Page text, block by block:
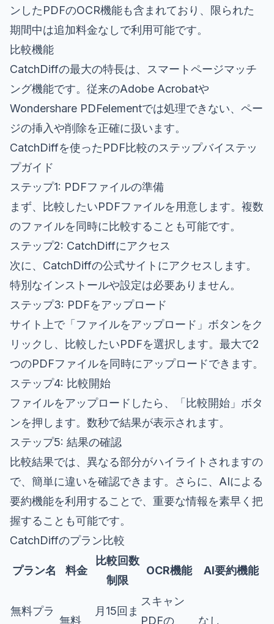
ンしたPDFのOCR機能も含まれており、限られた
期間中は追加料金なしで利用可能です。
比較機能
CatchDiffの最大の特長は、スマートページマッチ
ング機能です。従来のAdobe Acrobatや
Wondershare PDFelementでは処理できない、ペー
ジの挿入や削除を正確に扱います。
CatchDiffを使ったPDF比較のステップバイステッ
プガイド
ステップ1: PDFファイルの準備
まず、比較したいPDFファイルを用意します。複数
のファイルを同時に比較することも可能です。
ステップ2: CatchDiffにアクセス
次に、 CatchDiffの公式サイト にアクセスします。
特別なインストールや設定は必要ありません。
ステップ3: PDFをアップロード
サイト上で「ファイルをアップロード」ボタンをク
リックし、比較したいPDFを選択します。最大で2
つのPDFファイルを同時にアップロードできます。
ステップ4: 比較開始
ファイルをアップロードしたら、「比較開始」ボタ
ンを押します。数秒で結果が表示されます。
ステップ5: 結果の確認
比較結果では、異なる部分がハイライトされますの
で、簡単に違いを確認できます。さらに、AIによる
要約機能を利用することで、重要な情報を素早く把
握することも可能です。
CatchDiffのプラン比較
プラン名 料金
比較回数
制限
OCR機能 AI要約機能
無料プラ
無料
月15回ま
スキャン
PDFの
なし